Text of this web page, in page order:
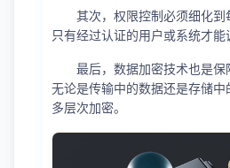
其次，权限控制必须细化到
只有经过认证的用户或系统才能
最后，数据加密技术也是保
无论是传输中的数据还是存储
多层次加密。